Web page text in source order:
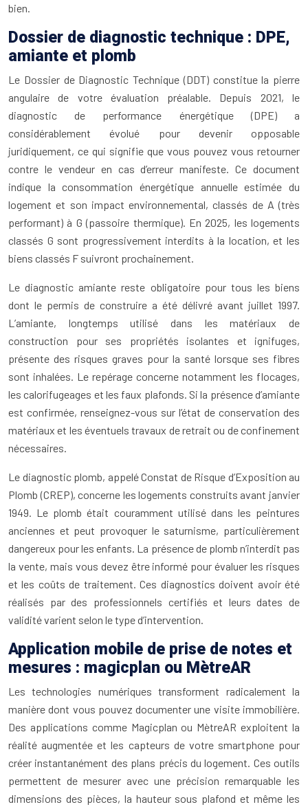
bien.
Dossier de diagnostic technique : DPE,
amiante et plomb
Le Dossier de Diagnostic Technique (DDT) constitue la pierre
angulaire de votre évaluation préalable. Depuis 2021, le
diagnostic de performance énergétique (DPE) a
considérablement évolué pour devenir opposable
juridiquement, ce qui signifie que vous pouvez vous retourner
contre le vendeur en cas d’erreur manifeste. Ce document
indique la consommation énergétique annuelle estimée du
logement et son impact environnemental, classés de A (très
performant) à G (passoire thermique). En 2025, les logements
classés G sont progressivement interdits à la location, et les
biens classés F suivront prochainement.
Le diagnostic amiante reste obligatoire pour tous les biens
dont le permis de construire a été délivré avant juillet 1997.
L’amiante, longtemps utilisé dans les matériaux de
construction pour ses propriétés isolantes et ignifuges,
présente des risques graves pour la santé lorsque ses fibres
sont inhalées. Le repérage concerne notamment les flocages,
les calorifugeages et les faux plafonds. Si la présence d’amiante
est confirmée, renseignez-vous sur l’état de conservation des
matériaux et les éventuels travaux de retrait ou de confinement
nécessaires.
Le diagnostic plomb, appelé Constat de Risque d’Exposition au
Plomb (CREP), concerne les logements construits avant janvier
1949. Le plomb était couramment utilisé dans les peintures
anciennes et peut provoquer le saturnisme, particulièrement
dangereux pour les enfants. La présence de plomb n’interdit pas
la vente, mais vous devez être informé pour évaluer les risques
et les coûts de traitement. Ces diagnostics doivent avoir été
réalisés par des professionnels certifiés et leurs dates de
validité varient selon le type d’intervention.
Application mobile de prise de notes et
mesures : magicplan ou MètreAR
Les technologies numériques transforment radicalement la
manière dont vous pouvez documenter une visite immobilière.
Des applications comme Magicplan ou MètreAR exploitent la
réalité augmentée et les capteurs de votre smartphone pour
créer instantanément des plans précis du logement. Ces outils
permettent de mesurer avec une précision remarquable les
dimensions des pièces, la hauteur sous plafond et même les